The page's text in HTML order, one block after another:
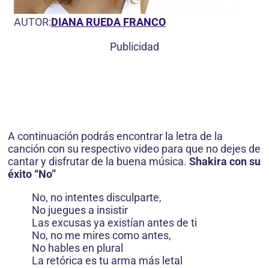
AUTOR:DIANA RUEDA FRANCO
Publicidad
A continuación podrás encontrar la letra de la
canción con su respectivo video para que no dejes de
cantar y disfrutar de la buena música. Shakira con su
éxito “No”
No, no intentes disculparte,
No juegues a insistir
Las excusas ya existían antes de ti
No, no me mires como antes,
No hables en plural
La retórica es tu arma más letal